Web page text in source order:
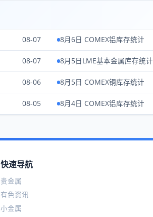
08-07 8月6日 COMEX铝库存统计
08-07 8月5日LME基本金属库存统计
08-06 8月5日 COMEX铜库存统计
08-05 8月4日 COMEX铝库存统计
快速导航
贵金属
有色资讯
小金属